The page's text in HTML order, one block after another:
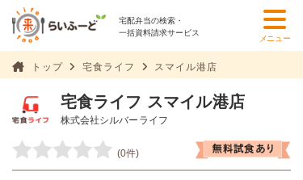
宅配弁当の検索・
一括資料請求サービス
メニュー
トップ 宅食ライフ スマイル港店
宅食ライフ スマイル港店
株式会社シルバーライフ
(0件)